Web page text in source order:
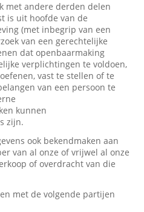
met andere derden delen
is uit hoofde van de
(met inbegrip van een
van een gerechtelijke
dat openbaarmaking
verplichtingen te voldoen,
vast te stellen of te
van een persoon te
kunnen
zijn.
ook bekendmaken aan
van al onze of vrijwel al onze
of overdracht van die
met de volgende partijen